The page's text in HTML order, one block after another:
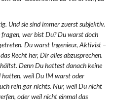
Und sie sind immer zuerst subjektiv.
wer bist Du? Du warst doch
Du warst Ingenieur, Aktivist –
Recht her, Dir alles abzusprechen.
Denn Du hattest danach keine
hatten, weil Du IM warst oder
rein gar nichts. Nur, weil Du nicht
oder weil nicht einmal das